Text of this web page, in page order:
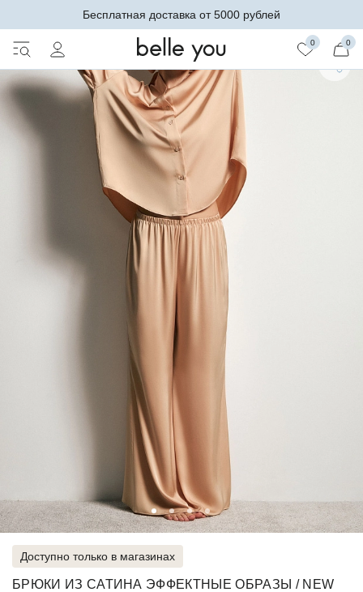
Бесплатная доставка от 5000 рублей
0 0
Доступно только в магазинах
БРЮКИ ИЗ САТИНА ЭФФЕКТНЫЕ ОБРАЗЫ / NEW